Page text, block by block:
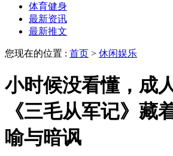
体育健身
最新资讯
最新推文
您现在的位置 : 首页 > 休闲娱乐
小时候没看懂，成
《三毛从军记》藏
喻与暗讽